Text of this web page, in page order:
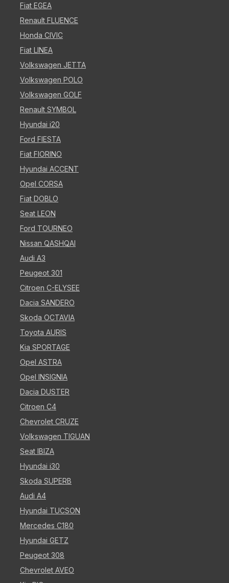
Fiat EGEA
Renault FLUENCE
Honda CIVIC
Fiat LINEA
Volkswagen JETTA
Volkswagen POLO
Volkswagen GOLF
Renault SYMBOL
Hyundai i20
Ford FIESTA
Fiat FIORINO
Hyundai ACCENT
Opel CORSA
Fiat DOBLO
Seat LEON
Ford TOURNEO
Nissan QASHQAI
Audi A3
Peugeot 301
Citroen C-ELYSEE
Dacia SANDERO
Skoda OCTAVIA
Toyota AURIS
Kia SPORTAGE
Opel ASTRA
Opel INSIGNIA
Dacia DUSTER
Citroen C4
Chevrolet CRUZE
Volkswagen TIGUAN
Seat IBIZA
Hyundai i30
Skoda SUPERB
Audi A4
Hyundai TUCSON
Mercedes C180
Hyundai GETZ
Peugeot 308
Chevrolet AVEO